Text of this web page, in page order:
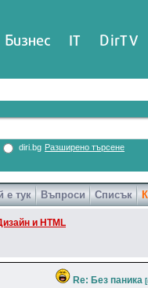
Бизнес IT DirTV
diri.bg Разширено търсене
е тук Въпроси Списък
и HTML
Re: Без паника